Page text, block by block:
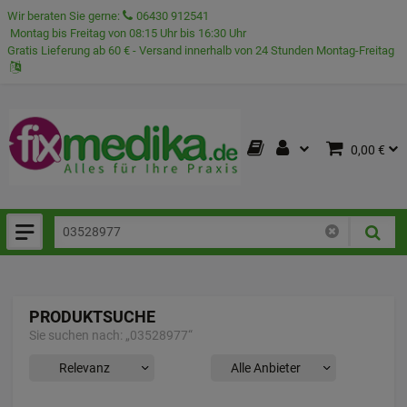
Wir beraten Sie gerne:
06430 912541
Montag bis Freitag von 08:15 Uhr bis 16:30 Uhr
Gratis Lieferung ab 60 € - Versand innerhalb von 24 Stunden Montag-Freitag
0,00 €
PRODUKTSUCHE
Sie suchen nach: „03528977“